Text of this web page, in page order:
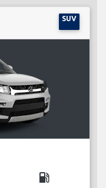
SUV
local_gas_station